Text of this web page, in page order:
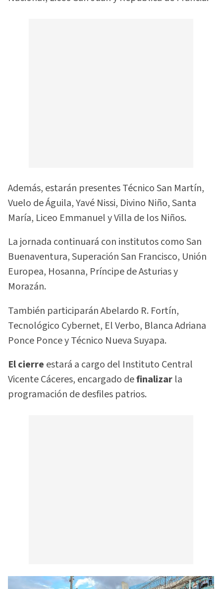
Además, estarán presentes Técnico San Martín,
Vuelo de Águila, Yavé Nissi, Divino Niño, Santa
María, Liceo Emmanuel y Villa de los Niños.
La jornada continuará con institutos como San
Buenaventura, Superación San Francisco, Unión
Europea, Hosanna, Príncipe de Asturias y
Morazán.
También participarán Abelardo R. Fortín,
Tecnológico Cybernet, El Verbo, Blanca Adriana
Ponce Ponce y Técnico Nueva Suyapa.
El cierre estará a cargo del Instituto Central
Vicente Cáceres, encargado definalizar la
programación de desfiles patrios.